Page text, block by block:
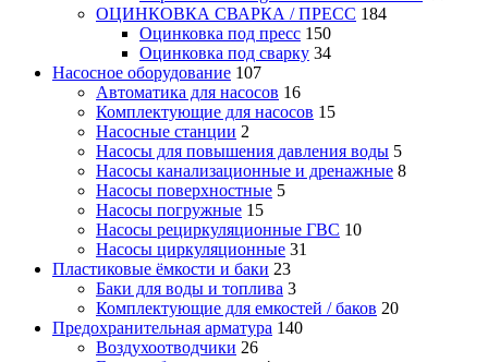
ОЦИНКОВКА СВАРКА / ПРЕСС 184
Оцинковка под пресс 150
Оцинковка под сварку 34
Насосное оборудование 107
Автоматика для насосов 16
Комплектующие для насосов 15
Насосные станции 2
Насосы для повышения давления воды 5
Насосы канализационные и дренажные 8
Насосы поверхностные 5
Насосы погружные 15
Насосы рециркуляционные ГВС 10
Насосы циркуляционные 31
Пластиковые ёмкости и баки 23
Баки для воды и топлива 3
Комплектующие для емкостей / баков 20
Предохранительная арматура 140
Воздухоотводчики 26